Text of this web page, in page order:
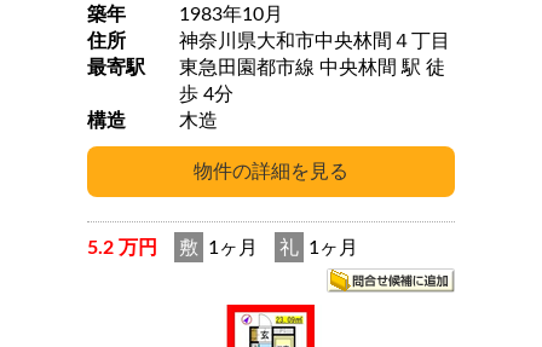
築年
1983年10月
住所
神奈川県大和市中央林間４丁目
最寄駅
東急田園都市線 中央林間 駅 徒
歩 4分
構造
木造
5.2 万円 敷 1ヶ月 礼 1ヶ月